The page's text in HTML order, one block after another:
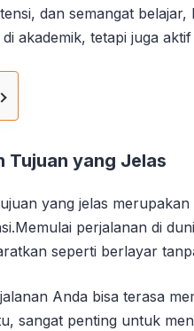
dan semangat
akademik, tetapi juga
Tujuan yang Jelas
yang jelas
perjalanan di
seperti berlayar
Anda bisa terasa
sangat penting untuk